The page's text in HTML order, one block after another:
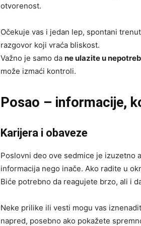
otvorenost.
Očekuje vas i jedan lep, spontani
razgovor koji vraća bliskost.
Važno je samo da ne ulazite u
može izmaći kontroli.
Posao – informacije,
Karijera i obaveze
Poslovni deo ove sedmice je izuzetno
informacija nego inače. Ako radite u
Biće potrebno da reagujete brzo, ali i
Neke prilike ili vesti mogu vas
napred, posebno ako pokažete